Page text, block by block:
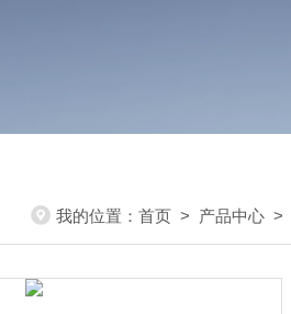
我的位置： 首页 > 产品中心 >